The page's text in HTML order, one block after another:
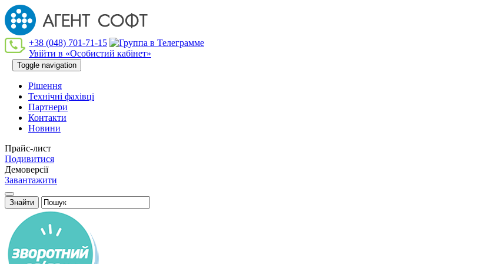
+38 (048) 701-71-15
Увійти в «Особистий кабінет»
Toggle navigation
Рішення
Технiчнi фахiвцi
Партнери
Контакти
Новини
Прайс-лист
Подивитися
Демоверсії
Завантажити